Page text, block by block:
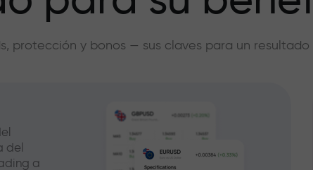
protección y bonos — sus claves para un
del
a